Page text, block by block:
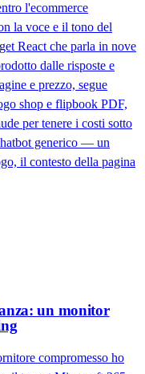
l'ecommerce
la voce e il tono del
React che parla in nove
dalle risposte e
e prezzo, segue
shop e flipbook PDF,
per tenere i costi sotto
generico — un
il contesto della pagina
un monitor
compromesso ho